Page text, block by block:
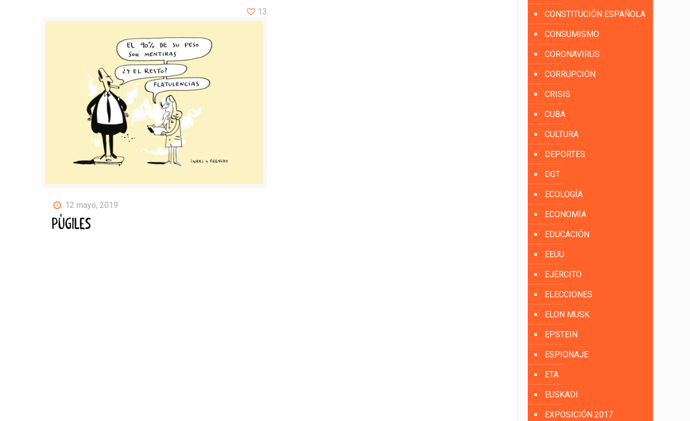
12 mayo, 2019
PÚGILES
13 CONSTITUCIÓN ESPAÑOLA
CONSUMISMO
CORONAVIRUS
CORRUPCIÓN
CRISIS
CUBA
CULTURA
DEPORTES
DGT
ECOLOGÍA
ECONOMÍA
EDUCACIÓN
EEUU
EJÉRCITO
ELECCIONES
ELON MUSK
EPSTEIN
ESPIONAJE
ETA
EUSKADI
EXPOSICIÓN 2017